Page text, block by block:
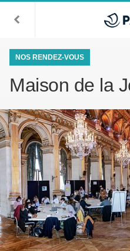
NOS RENDEZ-VOUS
Maison de la